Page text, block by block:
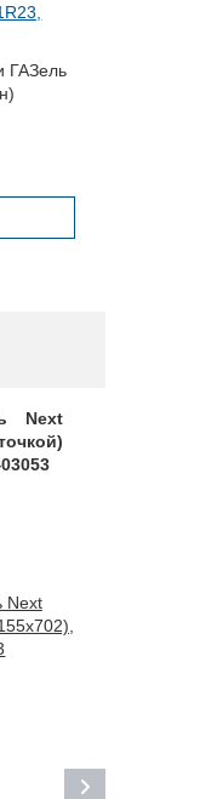
ГАЗель
Next